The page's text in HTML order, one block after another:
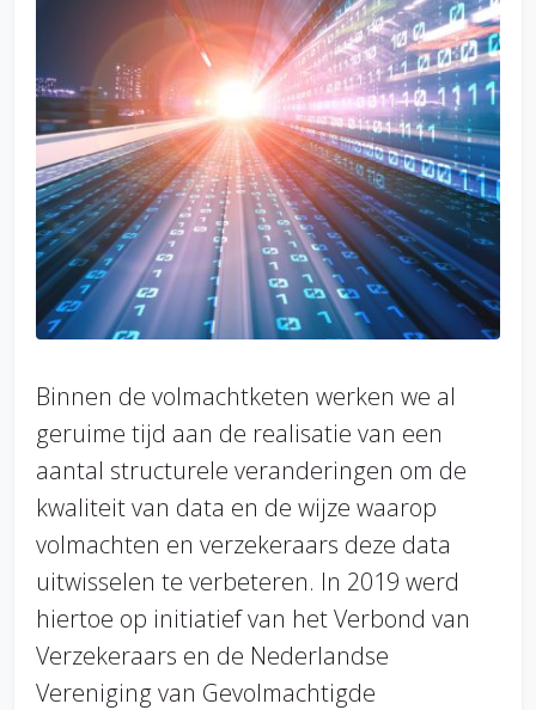
Binnen de volmachtketen werken we al
geruime tijd aan de realisatie van een
aantal structurele veranderingen om de
kwaliteit van data en de wijze waarop
volmachten en verzekeraars deze data
uitwisselen te verbeteren. In 2019 werd
hiertoe op initiatief van het Verbond van
Verzekeraars en de Nederlandse
Vereniging van Gevolmachtigde